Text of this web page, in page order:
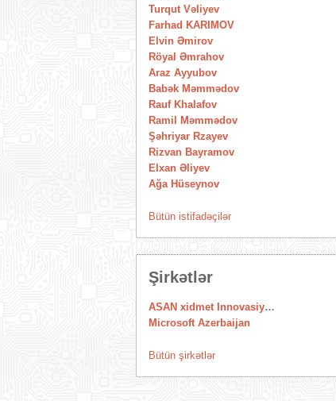
Turqut Vəliyev
Farhad KARIMOV
Elvin Əmirov
Röyal Əmrahov
Araz Ayyubov
Babək Məmmədov
Rauf Khalafov
Ramil Məmmədov
Şəhriyar Rzayev
Rizvan Bayramov
Elxan Əliyev
Ağa Hüseynov
Bütün istifadəçilər
Şirkətlər
ASAN xidmet Innovasiya Mərkəzi
Microsoft Azerbaijan
Bütün şirkətlər